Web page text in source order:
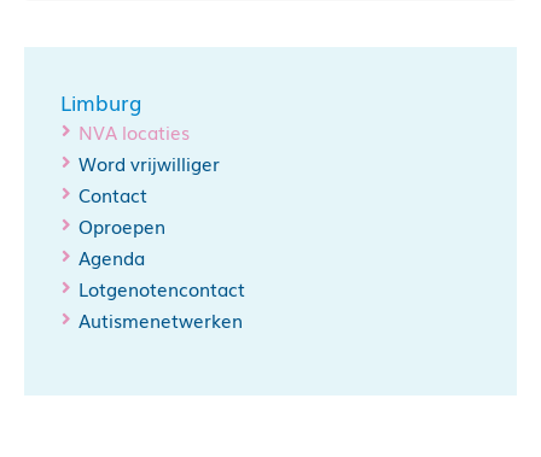
Limburg
NVA locaties
Word vrijwilliger
Contact
Oproepen
Agenda
Lotgenotencontact
Autismenetwerken